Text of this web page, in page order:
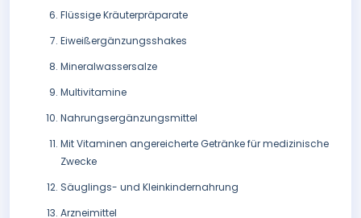
Flüssige Kräuterpräparate
Eiweißergänzungsshakes
Mineralwassersalze
Multivitamine
Nahrungsergänzungsmittel
Mit Vitaminen angereicherte Getränke für medizinische
Zwecke
Säuglings- und Kleinkindernahrung
Arzneimittel